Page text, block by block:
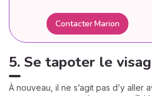
Contacter Marion
5. Se tapoter le
À nouveau, il ne s’agit pas d’y aller